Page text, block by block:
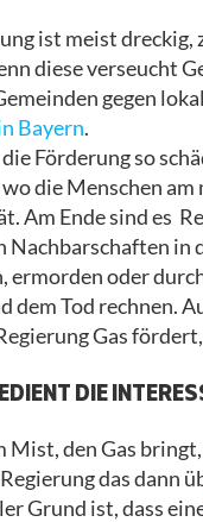
ist meist dreckig,
diese verseucht
gegen
Bayern.
Förderung so
die Menschen
Am Ende sind es
Nachbarschaften in
ermorden oder
dem Tod rechnen.
Gas
DIE
Mist, den Gas
das dann
Grund ist, dass